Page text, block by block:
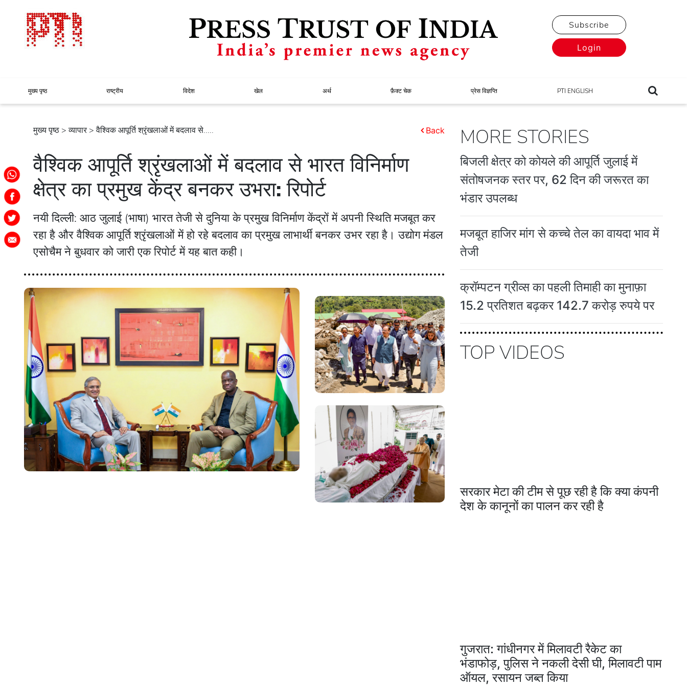
Subscribe
Login
मुख्य पृष्ठ राष्ट्रीय विदेश खेल अर्थ फ़ैक्ट चेक प्रेस विज्ञप्ति PTI ENGLISH
मुख्य पृष्ठ >व्यापार > वैश्विक आपूर्ति श्रृंखलाओं में बदलाव से..... Back
वैश्विक आपूर्ति श्रृंखलाओं में बदलाव से भारत विनिर्माण
क्षेत्र का प्रमुख केंद्र बनकर उभरा: रिपोर्ट
नयी दिल्ली: आठ जुलाई (भाषा) भारत तेजी से दुनिया के प्रमुख विनिर्माण केंद्रों में अपनी स्थिति मजबूत कर
रहा है और वैश्विक आपूर्ति श्रृंखलाओं में हो रहे बदलाव का प्रमुख लाभार्थी बनकर उभर रहा है। उद्योग मंडल
एसोचैम ने बुधवार को जारी एक रिपोर्ट में यह बात कही।
MORE STORIES
बिजली क्षेत्र को कोयले की आपूर्ति जुलाई में
संतोषजनक स्तर पर, 62 दिन की जरूरत का
भंडार उपलब्ध
मजबूत हाजिर मांग से कच्चे तेल का वायदा भाव में
तेजी
क्रॉम्पटन ग्रीव्स का पहली तिमाही का मुनाफ़ा
15.2 प्रतिशत बढ़कर 142.7 करोड़ रुपये पर
TOP VIDEOS
सरकार मेटा की टीम से पूछ रही है कि क्या कंपनी
देश के कानूनों का पालन कर रही है
गुजरात: गांधीनगर में मिलावटी रैकेट का
भंडाफोड़, पुलिस ने नकली देसी घी, मिलावटी पाम
ऑयल, रसायन जब्त किया